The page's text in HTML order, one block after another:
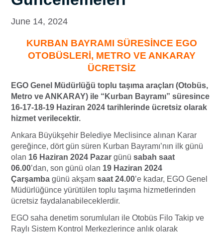
June 14, 2024
KURBAN BAYRAMI SÜRESİNCE EGO
OTOBÜSLERİ, METRO VE ANKARAY
ÜCRETSİZ
EGO Genel Müdürlüğü toplu taşıma araçları (Otobüs,
Metro ve ANKARAY) ile “Kurban Bayramı” süresince
16-17-18-19 Haziran 2024 tarihlerinde ücretsiz olarak
hizmet verilecektir.
Ankara Büyükşehir Belediye Meclisince alınan Karar
gereğince, dört gün süren Kurban Bayramı’nın ilk günü
olan 16 Haziran 2024 Pazar günü sabah saat
06.00’dan, son günü olan 19 Haziran 2024
Çarşamba günü akşam saat 24.00’e kadar, EGO Genel
Müdürlüğünce yürütülen toplu taşıma hizmetlerinden
ücretsiz faydalanabileceklerdir.
EGO saha denetim sorumluları ile Otobüs Filo Takip ve
Raylı Sistem Kontrol Merkezlerince anlık olarak